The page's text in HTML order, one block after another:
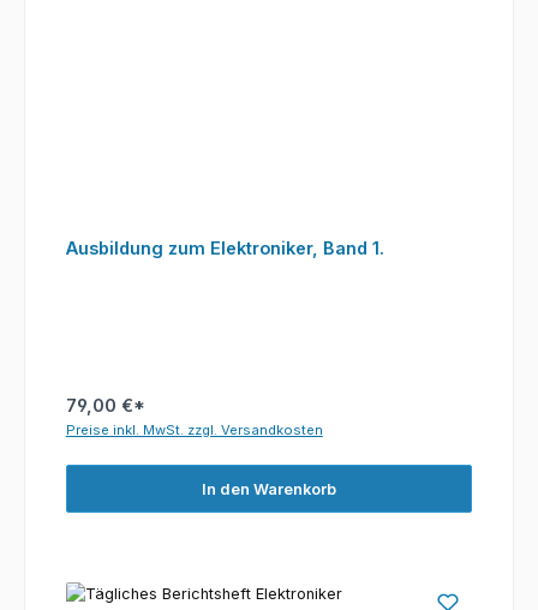
Ausbildung zum Elektroniker, Band 1.
79,00 €*
Preise inkl. MwSt. zzgl. Versandkosten
In den Warenkorb